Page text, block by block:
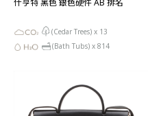
什亨特 黑色 銀色硬件 AB 排名
(Cedar Trees) x 13
(Bath Tubs) x 814